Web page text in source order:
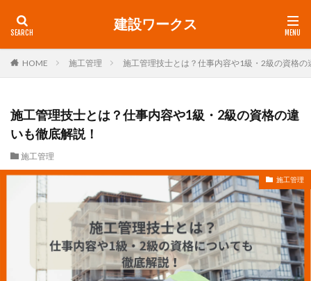
建設ワークス
HOME 施工管理 施工管理技士とは？仕事内容や1級・2級の資格の
施工管理技士とは？仕事内容や1級・2級の資格の違
いも徹底解説！
施工管理
施工管理